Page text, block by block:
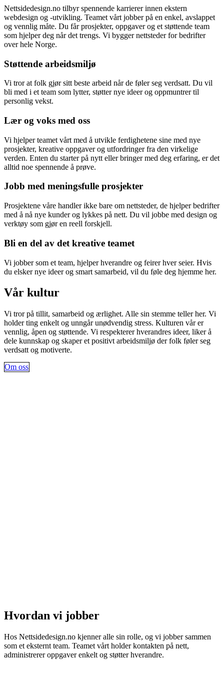
Nettsidedesign.no tilbyr spennende karrierer innen ekstern
webdesign og -utvikling. Teamet vårt jobber på en enkel, avslappet
og vennlig måte. Du får prosjekter, oppgaver og et støttende team
som hjelper deg når det trengs. Vi bygger nettsteder for bedrifter
over hele Norge.
Støttende arbeidsmiljø
Vi tror at folk gjør sitt beste arbeid når de føler seg verdsatt. Du vil
bli med i et team som lytter, støtter nye ideer og oppmuntrer til
personlig vekst.
Lær og voks med oss
Vi hjelper teamet vårt med å utvikle ferdighetene sine med nye
prosjekter, kreative oppgaver og utfordringer fra den virkelige
verden. Enten du starter på nytt eller bringer med deg erfaring, er det
alltid noe spennende å prøve.
Jobb med meningsfulle prosjekter
Prosjektene våre handler ikke bare om nettsteder, de hjelper bedrifter
med å nå nye kunder og lykkes på nett. Du vil jobbe med design og
verktøy som gjør en reell forskjell.
Bli en del av det kreative teamet
Vi jobber som et team, hjelper hverandre og feirer hver seier. Hvis
du elsker nye ideer og smart samarbeid, vil du føle deg hjemme her.
Vår kultur
Vi tror på tillit, samarbeid og ærlighet. Alle sin stemme teller her. Vi
holder ting enkelt og unngår unødvendig stress. Kulturen vår er
vennlig, åpen og støttende. Vi respekterer hverandres ideer, liker å
dele kunnskap og skaper et positivt arbeidsmiljø der folk føler seg
verdsatt og motiverte.
Om oss
Hvordan vi jobber
Hos Nettsidedesign.no kjenner alle sin rolle, og vi jobber sammen
som et eksternt team. Teamet vårt holder kontakten på nett,
administrerer oppgaver enkelt og støtter hverandre.